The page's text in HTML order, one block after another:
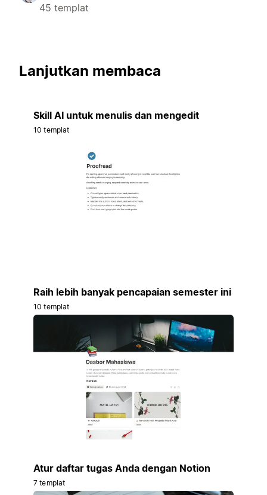
45 templat
Lanjutkan membaca
Skill AI untuk menulis dan mengedit
10 templat
Raih lebih banyak pencapaian semester ini
10 templat
Atur daftar tugas Anda dengan Notion
7 templat